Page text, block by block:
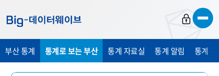
가
가
가
부산 통계 통계로 보는 부산 통계 자료실 통계 알림 통계